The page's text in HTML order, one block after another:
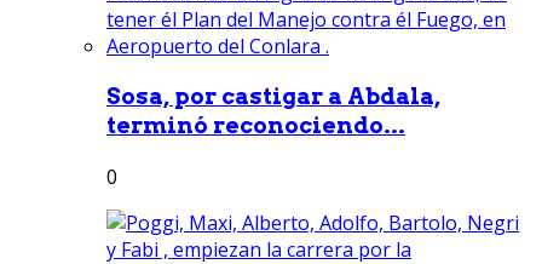
Sosa, por castigar a Abdala,
terminó reconociendo...
0